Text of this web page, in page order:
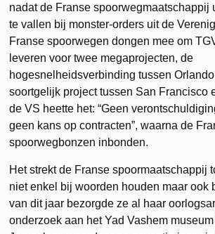
nadat de Franse spoorwegmaatschappij
te vallen bij monster-orders uit de
Franse spoorwegen dongen mee om
leveren voor twee megaprojecten, de
hogesnelheidsverbinding tussen
soortgelijk project tussen San Francisco
de VS heette het: “Geen
geen kans op contracten”, waarna de
spoorwegbonzen inbonden.
Het strekt de Franse spoormaatschappij
niet enkel bij woorden houden maar ook
van dit jaar bezorgde ze al haar
onderzoek aan het Yad Vashem